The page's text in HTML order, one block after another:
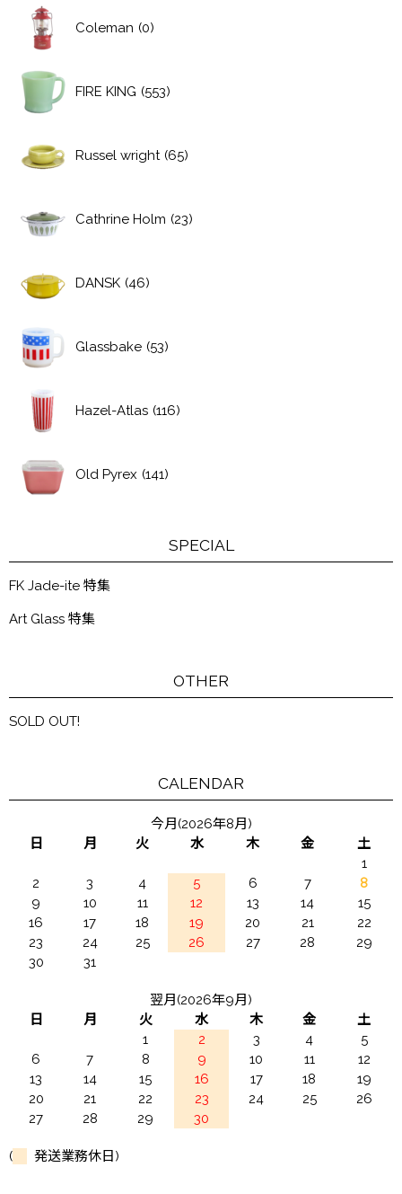
Coleman (0)
FIRE KING (553)
Russel wright (65)
Cathrine Holm (23)
DANSK (46)
Glassbake (53)
Hazel-Atlas (116)
Old Pyrex (141)
SPECIAL
FK Jade-ite 特集
Art Glass 特集
OTHER
SOLD OUT!
CALENDAR
今月(2026年8月)
日
月 火 水 木 金
土
1
2
3 4 5 6 7
8
9
10 11 12 13 14
15
16
17 18 19 20 21
22
23
24 25 26 27 28
29
30
31
翌月(2026年9月)
日
月 火 水 木 金
土
1
2 3 4
5
6
7 8 9 10 11
12
13
14 15 16 17 18
19
20
21 22 23 24 25
26
27
28 29 30
( 発送業務休日)